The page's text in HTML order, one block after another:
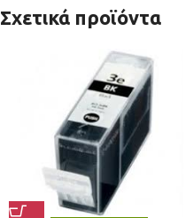
Σχετικά προϊόντα